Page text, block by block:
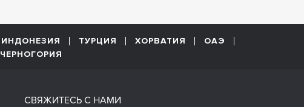
ИНДОНЕЗИЯ ТУРЦИЯ ХОРВАТИЯ
ОАЭ
ЧЕРНОГОРИЯ
СВЯЖИТЕСЬ С НАМИ